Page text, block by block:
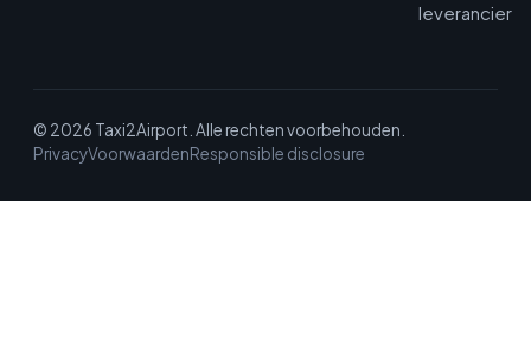
leverancier
© 2026 Taxi2Airport. Alle rechten voorbehouden.
PrivacyVoorwaardenResponsible disclosure